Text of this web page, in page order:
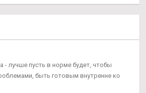
- лучше пусть в норме будет, чтобы
быть готовым внутренне ко